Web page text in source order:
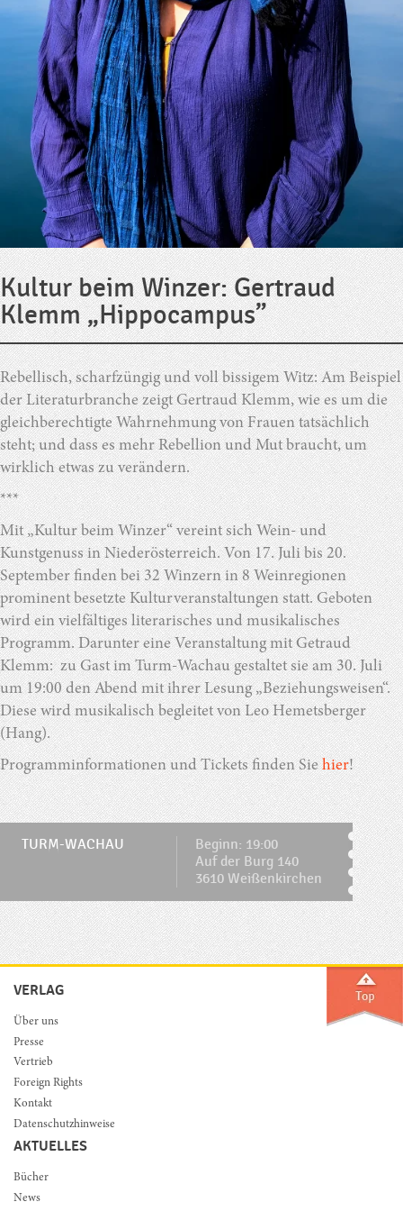
Kultur beim Winzer: Gertraud
Klemm „Hippocampus”
Rebellisch, scharfzüngig und voll bissigem Witz: Am Beispiel
der Literaturbranche zeigt Gertraud Klemm, wie es um die
gleichberechtigte Wahrnehmung von Frauen tatsächlich
steht; und dass es mehr Rebellion und Mut braucht, um
wirklich etwas zu verändern.
***
Mit „Kultur beim Winzer“ vereint sich Wein- und
Kunstgenuss in Niederösterreich. Von 17. Juli bis 20.
September finden bei 32 Winzern in 8 Weinregionen
prominent besetzte Kulturveranstaltungen statt. Geboten
wird ein vielfältiges literarisches und musikalisches
Programm. Darunter eine Veranstaltung mit Getraud
Klemm: zu Gast im Turm-Wachau gestaltet sie am 30. Juli
um 19:00 den Abend mit ihrer Lesung „Beziehungsweisen“.
Diese wird musikalisch begleitet von Leo Hemetsberger
(Hang).
Programminformationen und Tickets finden Siehier!
TURM-WACHAU
Beginn: 19:00
Auf der Burg 140
3610 Weißenkirchen
VERLAG
Über uns
Presse
Vertrieb
Foreign Rights
Kontakt
Datenschutzhinweise
AKTUELLES
Bücher
News